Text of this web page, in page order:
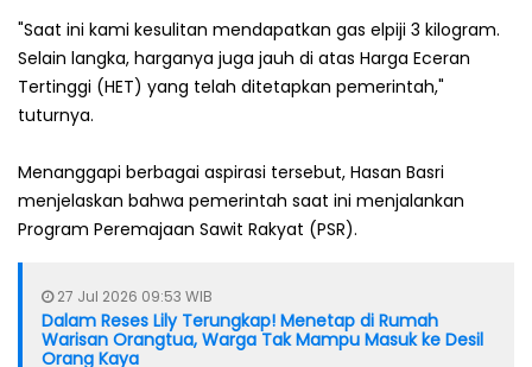
"Saat ini kami kesulitan mendapatkan gas elpiji 3 kilogram.
Selain langka, harganya juga jauh di atas Harga Eceran
Tertinggi (HET) yang telah ditetapkan pemerintah,"
tuturnya.
Menanggapi berbagai aspirasi tersebut, Hasan Basri
menjelaskan bahwa pemerintah saat ini menjalankan
Program Peremajaan Sawit Rakyat (PSR).
27 Jul 2026 09:53 WIB
Dalam Reses Lily Terungkap! Menetap di Rumah
Warisan Orangtua, Warga Tak Mampu Masuk ke Desil
Orang Kaya